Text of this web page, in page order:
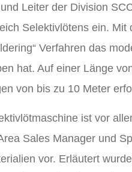
Leiter der Division
Selektivlötens ein.
Verfahren das
hat. Auf einer Länge
von bis zu 10 Meter
ist vor
Sales Manager und
vor. Erläutert